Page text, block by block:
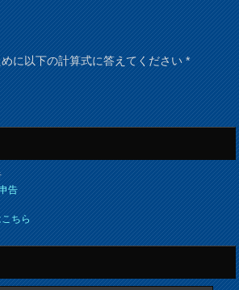
に以下の計算式に答えてください*
告
ちら